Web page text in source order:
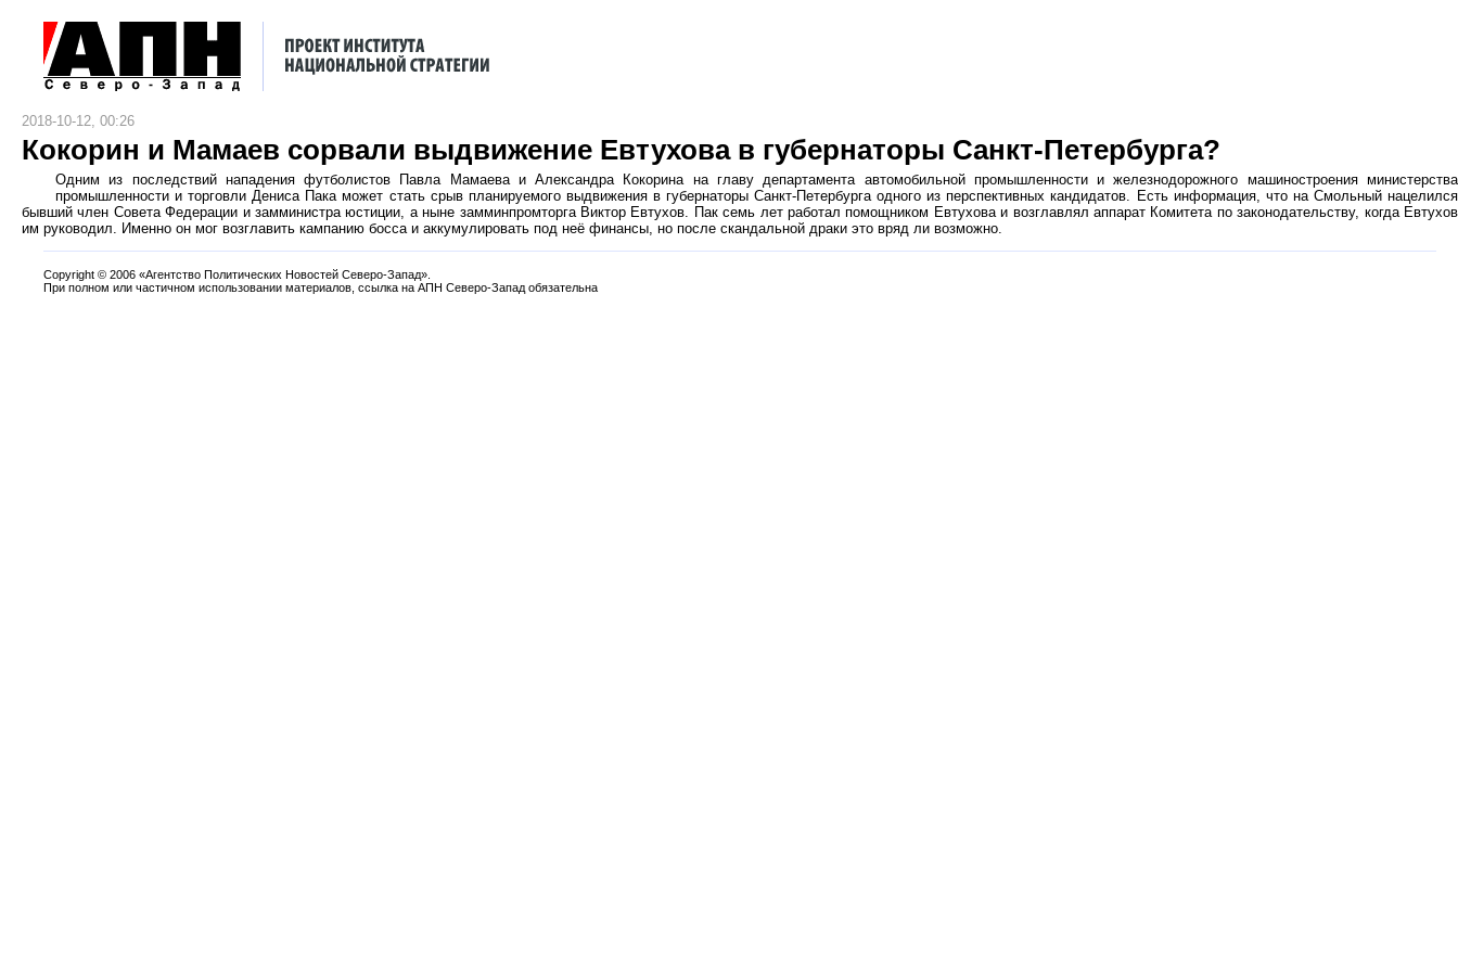
2018-10-12, 00:26
Кокорин и Мамаев сорвали выдвижение Евтухова в губернаторы Санкт-Петербурга?
Одним из последствий нападения футболистов Павла Мамаева и Александра Кокорина на главу департамента автомобильной промышленности и железнодорожного машиностроения министерства
промышленности и торговли Дениса Пака может стать срыв планируемого выдвижения в губернаторы Санкт-Петербурга одного из перспективных кандидатов. Есть информация, что на Смольный нацелился
бывший член Совета Федерации и замминистра юстиции, а ныне замминпромторга Виктор Евтухов. Пак семь лет работал помощником Евтухова и возглавлял аппарат Комитета по законодательству, когда Евтухов
им руководил. Именно он мог возглавить кампанию босса и аккумулировать под неё финансы, но после скандальной драки это вряд ли возможно.
Copyright © 2006 «Агентство Политических Новостей Северо-Запад».
При полном или частичном использовании материалов, ссылка на АПН Северо-Запад обязательна